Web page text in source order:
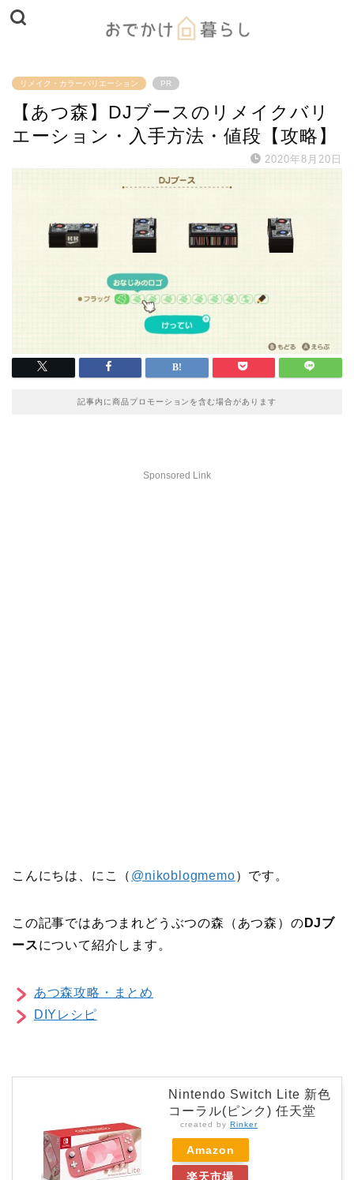
リメイク・カラーバリエーション PR
【あつ森】DJブースのリメイクバリ
エーション・入手方法・値段【攻略】
2020年8月20日
記事内に商品プロモーションを含む場合があります
Sponsored Link
こんにちは、にこ（ @nikoblogmemo）です。
この記事ではあつまれどうぶつの森（あつ森）の DJブ
ースについて紹介します。
あつ森攻略・まとめ
DIYレシピ
Nintendo Switch Lite 新色
コーラル(ピンク) 任天堂
created by Rinker
Amazon
楽天市場